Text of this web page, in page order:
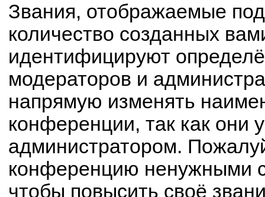
Звания, отображаемые
количество созданных
идентифицируют
модераторов и
напрямую изменять
конференции, так как они
администратором.
конференцию ненужными
чтобы повысить своё